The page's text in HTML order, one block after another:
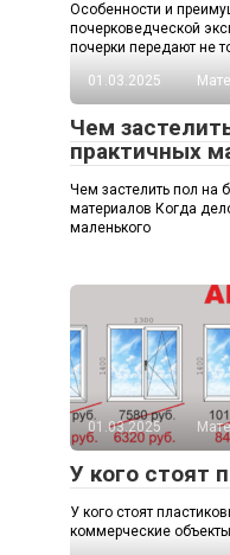
Особенности и
почерковедческой
почерки передают не
01.03.2025
Чем
практичных
Чем застелить пол на
материалов Когда
маленького
01.03.2025
У кого стоят
У кого стоят
коммерческие